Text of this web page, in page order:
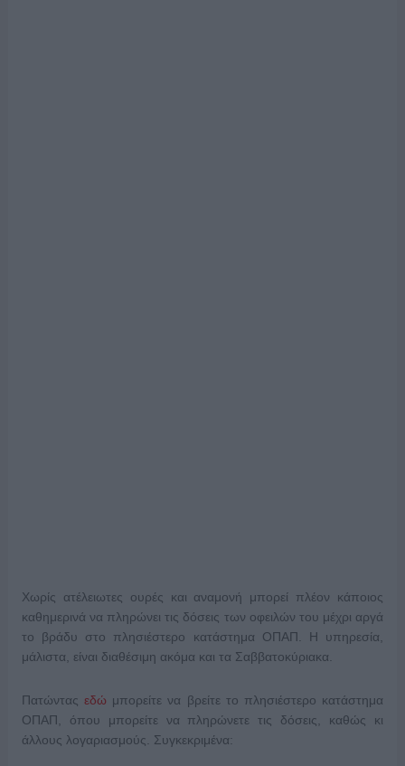
Χωρίς ατέλειωτες ουρές και αναμονή μπορεί πλέον κάποιος
καθημερινά να πληρώνει τις δόσεις των οφειλών του μέχρι αργά
το βράδυ στο πλησιέστερο κατάστημα ΟΠΑΠ. H υπηρεσία,
μάλιστα, είναι διαθέσιμη ακόμα και τα Σαββατοκύριακα.
Πατώνταςεδώ μπορείτε να βρείτε το πλησιέστερο κατάστημα
ΟΠΑΠ, όπου μπορείτε να πληρώνετε τις δόσεις, καθώς κι
άλλους λογαριασμούς. Συγκεκριμένα: